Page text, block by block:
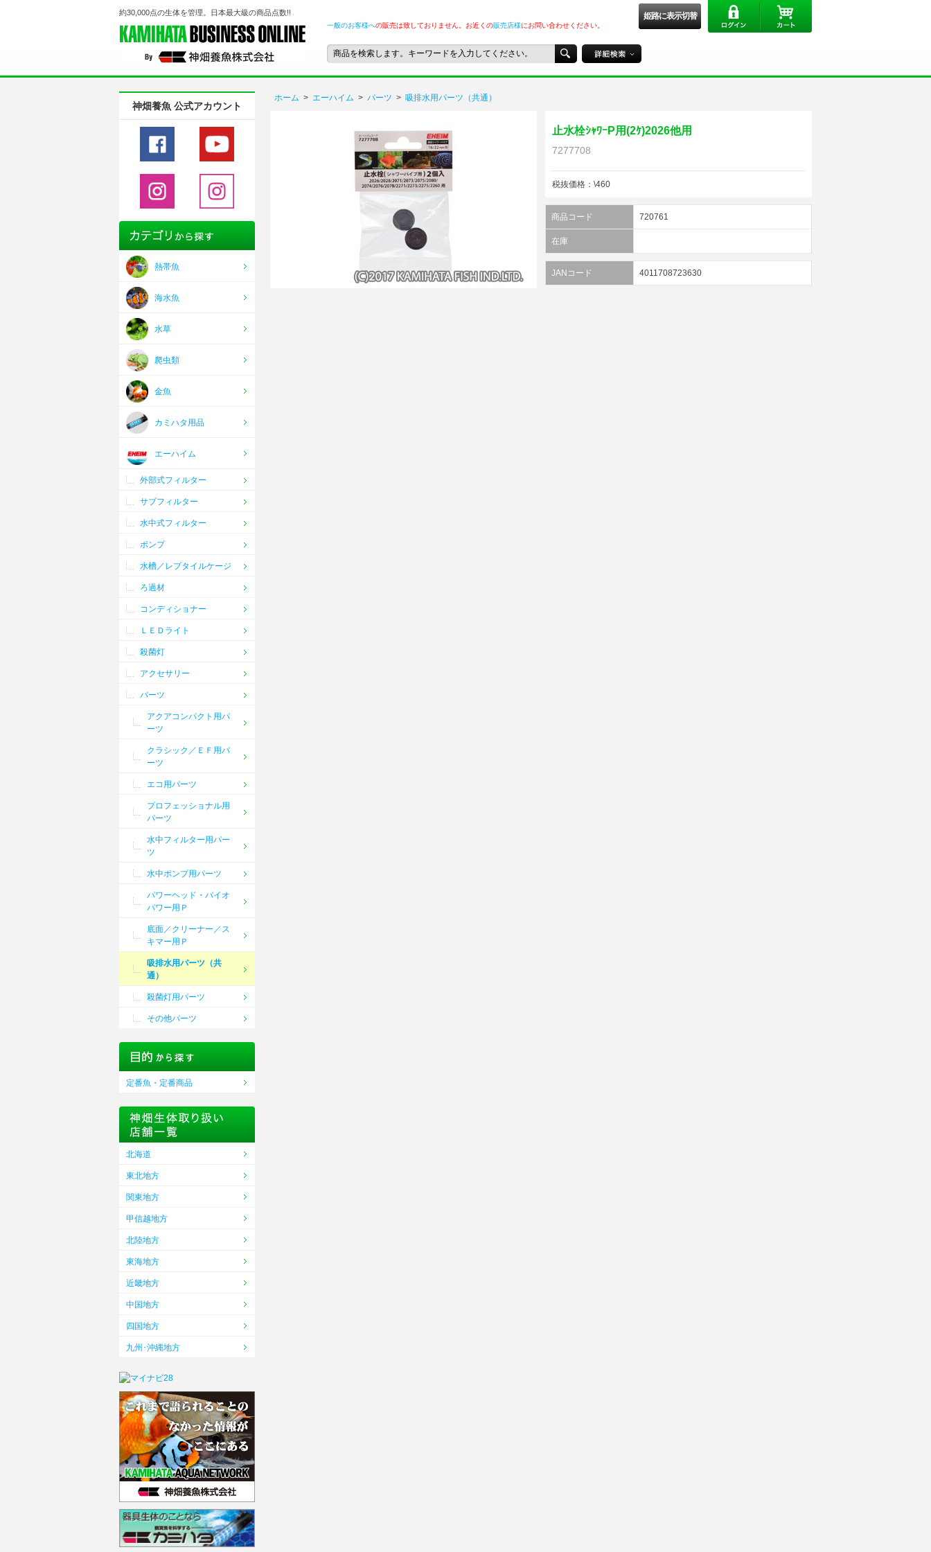
約30,000点の生体を管理。日本最大級の商品点数!! 姫路に表示切替
一般のお客様への販売は致しておりません。お近くの販売店様にお問い合わせください。
ホーム > エーハイム > パーツ > 吸排水用パーツ（共通）
止水栓ｼｬﾜｰP用(2ｹ)2026他用
7277708
税抜価格：\460
商品コード 720761
在庫
JANコード 4011708723630
神畑養魚 公式アカウント
熱帯魚
海水魚
水草
爬虫類
金魚
カミハタ用品
エーハイム
外部式フィルター
サブフィルター
水中式フィルター
ポンプ
水槽／レプタイルケージ
ろ過材
コンディショナー
ＬＥＤライト
殺菌灯
アクセサリー
パーツ
アクアコンパクト用パ
ーツ
クラシック／ＥＦ用パ
ーツ
エコ用パーツ
プロフェッショナル用
パーツ
水中フィルター用パー
ツ
水中ポンプ用パーツ
パワーヘッド・バイオ
パワー用Ｐ
底面／クリーナー／ス
キマー用Ｐ
吸排水用パーツ（共
通）
殺菌灯用パーツ
その他パーツ
定番魚・定番商品
北海道
東北地方
関東地方
甲信越地方
北陸地方
東海地方
近畿地方
中国地方
四国地方
九州･沖縄地方